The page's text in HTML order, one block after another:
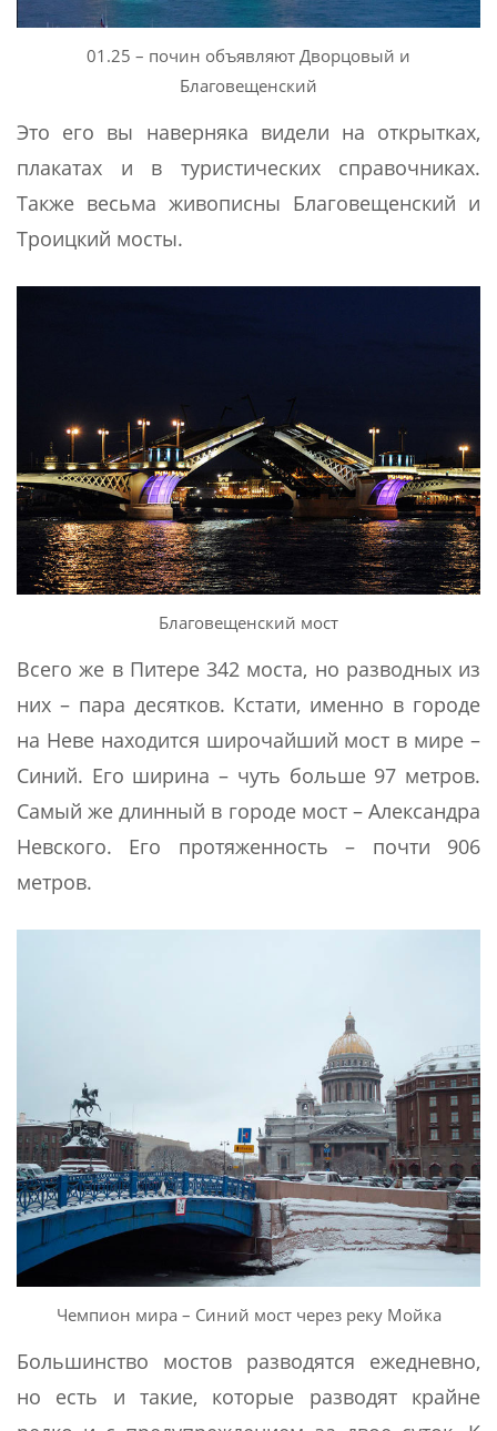
01.25 – почин объявляют Дворцовый и
Благовещенский
Это его вы наверняка видели на открытках,
плакатах и в туристических справочниках.
Также весьма живописны Благовещенский и
Троицкий мосты.
Благовещенский мост
Всего же в Питере 342 моста, но разводных из
них – пара десятков. Кстати, именно в городе
на Неве находится широчайший мост в мире –
Синий. Его ширина – чуть больше 97 метров.
Самый же длинный в городе мост – Александра
Невского. Его протяженность – почти 906
метров.
Чемпион мира – Синий мост через реку Мойка
Большинство мостов разводятся ежедневно,
но есть и такие, которые разводят крайне